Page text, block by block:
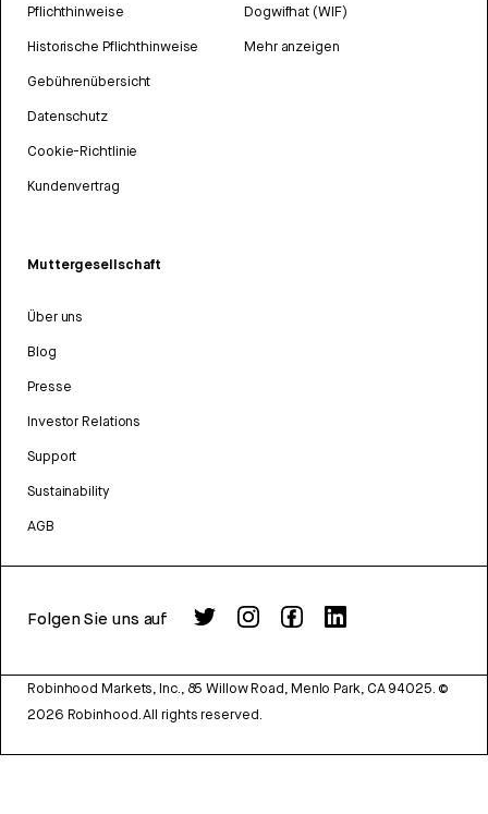
Pflichthinweise
Historische Pflichthinweise
Gebührenübersicht
Datenschutz
Cookie-Richtlinie
Kundenvertrag
Dogwifhat (WIF)
Mehr anzeigen
Muttergesellschaft
Über uns
Blog
Presse
Investor Relations
Support
Sustainability
AGB
Folgen Sie uns auf
Robinhood Markets, Inc., 85 Willow Road, Menlo Park, CA 94025. ©
2026 Robinhood. All rights reserved.